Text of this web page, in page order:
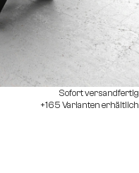
Sofort versandfertig
+165 Varianten erhältlich